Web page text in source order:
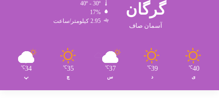
گرگان
آسمان صاف
17%
2.95 کیلومتر/ساعت
40
℃
ی
39
℃
د
37
℃
س
35
℃
چ
34
℃
پ